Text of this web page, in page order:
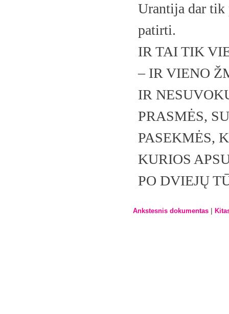
Urantija dar tik
patirti.
IR TAI TIK
– IR VIENO
IR
PRASMĖS,
PASEKMĖS,
KURIOS
PO DVIEJŲ
Ankstesnis dokumentas |